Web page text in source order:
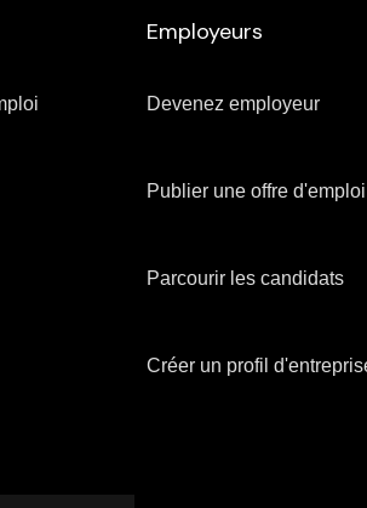
Employeurs
Devenez employeur
Publier une offre d'emploi
Parcourir les candidats
Créer un profil